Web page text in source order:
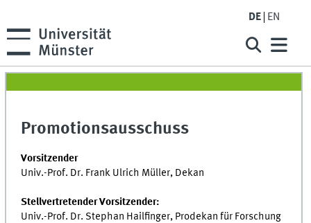
DE EN
Promotionsausschuss
Vorsitzender
Univ.-Prof. Dr. Frank Ulrich Müller, Dekan
Stellvertretender Vorsitzender:
Univ.-Prof. Dr. Stephan Hailfinger, Prodekan für Forschung